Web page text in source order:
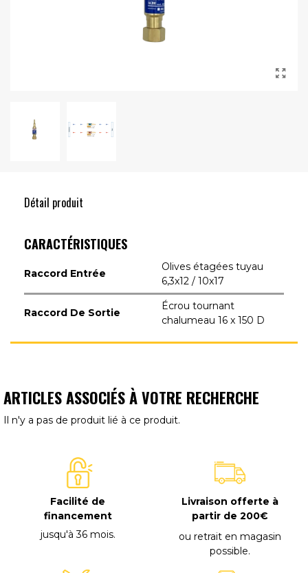
Détail produit
CARACTÉRISTIQUES
Raccord Entrée
Olives étagées tuyau
6,3x12 / 10x17
Raccord De Sortie
Écrou tournant
chalumeau 16 x 150 D
ARTICLES ASSOCIÉS À VOTRE RECHERCHE
Il n'y a pas de produit lié à ce produit.
Facilité de
financement
jusqu'à 36 mois.
Livraison offerte à
partir de 200€
ou retrait en magasin
possible.